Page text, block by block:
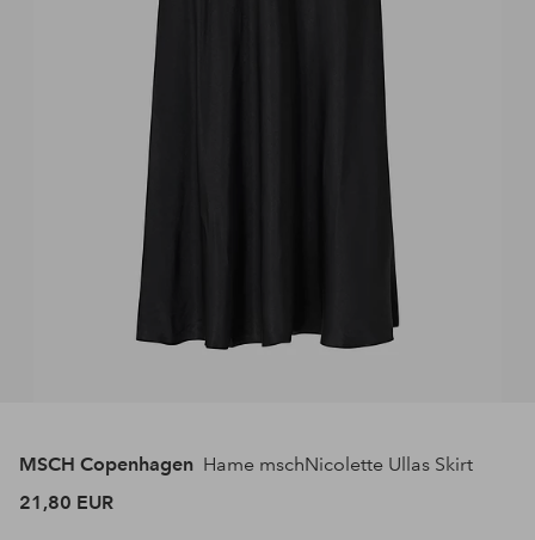
MSCH Copenhagen Hame mschNicolette Ullas Skirt
21,80 EUR